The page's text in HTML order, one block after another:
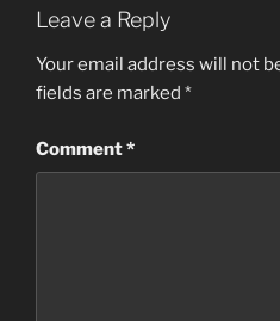
Leave a Reply
Your email address will not
fields are marked *
Comment*